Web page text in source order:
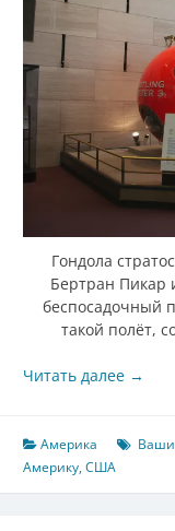
Гондола
Бертран Пикар
беспосадочный
такой полёт,
Читать далее →
Америка
Америку,США